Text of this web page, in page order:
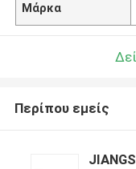
Μάρκα
Περίπου εμείς